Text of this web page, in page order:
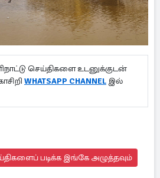
செய்திகளை உடனுக்குடன்
WHATSAPP CHANNEL இல்
படிக்க இங்கே அழுத்தவும்